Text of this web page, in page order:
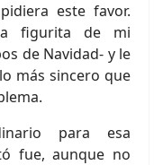
este favor.
figurita de mi
de Navidad- y le
más sincero que
para esa
fue, aunque no